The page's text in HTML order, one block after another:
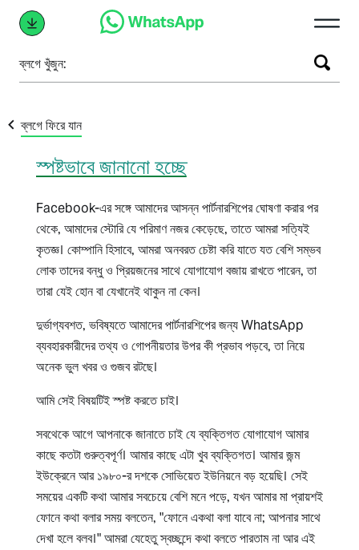
ব্লগে খুঁজুন:
ব্লগে ফিরে যান
স্পষ্টভাবে জানানো হচ্ছে
Facebook-এর সঙ্গে আমাদের আসন্ন পার্টনারশিপের ঘোষণা করার পর
থেকে, আমাদের স্টোরি যে পরিমাণ নজর কেড়েছে, তাতে আমরা সত্যিই
কৃতজ্ঞ। কোম্পানি হিসাবে, আমরা অনবরত চেষ্টা করি যাতে যত বেশি সম্ভব
লোক তাদের বন্ধু ও প্রিয়জনের সাথে যোগাযোগ বজায় রাখতে পারেন, তা
তারা যেই হোন বা যেখানেই থাকুন না কেন।
দুর্ভাগ্যবশত, ভবিষ্যতে আমাদের পার্টনারশিপের জন্য WhatsApp
ব্যবহারকারীদের তথ্য ও গোপনীয়তার উপর কী প্রভাব পড়বে, তা নিয়ে
অনেক ভুল খবর ও গুজব রটছে।
আমি সেই বিষয়টিই স্পষ্ট করতে চাই।
সবথেকে আগে আপনাকে জানাতে চাই যে ব্যক্তিগত যোগাযোগ আমার
কাছে কতটা গুরুত্বপূর্ণ। আমার কাছে এটা খুব ব্যক্তিগত। আমার জন্ম
ইউক্রেনে আর ১৯৮০-র দশকে সোভিয়েত ইউনিয়নে বড় হয়েছি। সেই
সময়ের একটি কথা আমার সবচেয়ে বেশি মনে পড়ে, যখন আমার মা প্রায়শই
ফোনে কথা বলার সময় বলতেন, "ফোনে একথা বলা যাবে না; আপনার সাথে
দেখা হলে বলব।" আমরা যেহেতু স্বচ্ছন্দে কথা বলতে পারতাম না আর এই